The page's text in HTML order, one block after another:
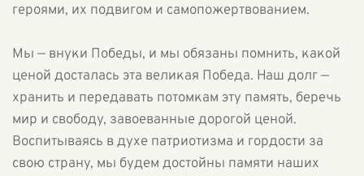
героями, их подвигом и самопожертвованием.
Мы — внуки Победы, и мы обязаны помнить, какой
ценой досталась эта великая Победа. Наш долг —
хранить и передавать потомкам эту память, беречь
мир и свободу, завоеванные дорогой ценой.
Воспитываясь в духе патриотизма и гордости за
свою страну, мы будем достойны памяти наших